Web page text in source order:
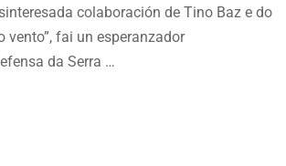
colaboración de Tino Baz e do
vento”, fai un esperanzador
da Serra …